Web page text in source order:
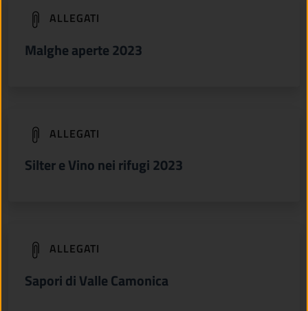
ALLEGATI
Malghe aperte 2023
(apre in un'altra scheda).
ALLEGATI
Silter e Vino nei rifugi 2023
(apre in un'altra scheda).
ALLEGATI
Sapori di Valle Camonica
(apre in un'altra scheda).